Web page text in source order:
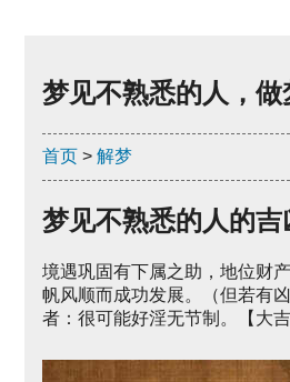
梦见不熟悉的人，
首页 > 解梦
梦见不熟悉的人的吉
境遇巩固有下属之助，地位财
帆风顺而成功发展。（但若有
者：很可能好淫无节制。【大吉